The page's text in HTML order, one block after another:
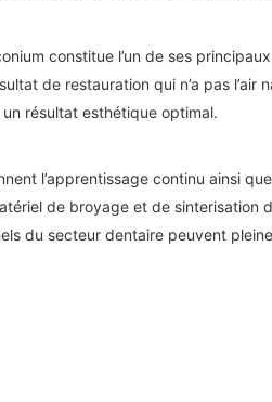
constitue l’un de ses
de restauration qui n’a pas
résultat esthétique optimal.
l’apprentissage continu ainsi
de broyage et de sinterisation
du secteur dentaire peuvent